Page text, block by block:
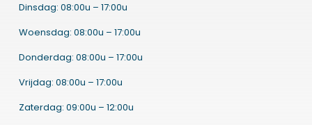
Dinsdag: 08:00u – 17:00u
Woensdag: 08:00u – 17:00u
Donderdag: 08:00u – 17:00u
Vrijdag: 08:00u – 17:00u
Zaterdag: 09:00u – 12:00u